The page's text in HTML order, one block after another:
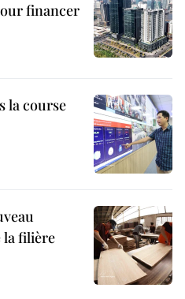
financer
la course
la filière